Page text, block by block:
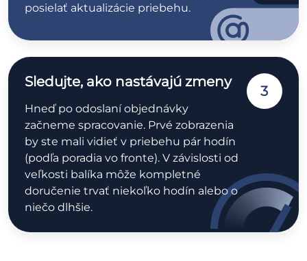
posielať aktualizácie priebehu.
Sledujte, ako nastávajú zmeny
Hneď po odoslaní objednávky
začneme spracovanie. Prvé zobrazenia
by ste mali vidieť v priebehu pár hodín
(podľa poradia vo fronte). V závislosti od
veľkosti balíka môže kompletné
doručenie trvať niekoľko hodín alebo o
niečo dlhšie.
3